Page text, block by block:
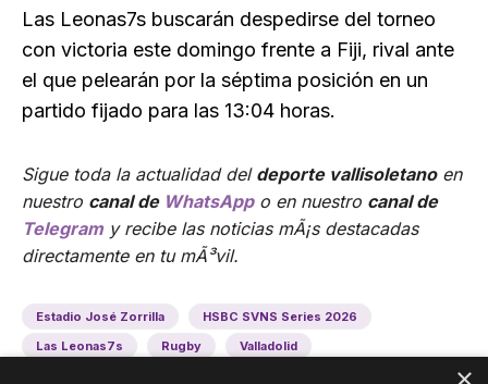
Las Leonas7s buscarán despedirse del torneo
con victoria este domingo frente a Fiji, rival ante
el que pelearán por la séptima posición en un
partido fijado para las 13:04 horas.
Sigue toda la actualidad del deporte vallisoletanoen
nuestro canal de WhatsAppo en nuestro canal de
Telegramy recibe las noticias mÃ¡s destacadas
directamente en tu mÃ³vil.
Estadio José Zorrilla
HSBC SVNS Series 2026
Las Leonas7s
Rugby Valladolid